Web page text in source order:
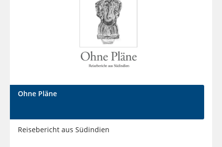
Ohne Pläne
Reisebericht aus Südindien